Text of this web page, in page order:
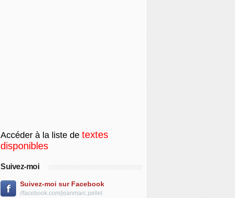
Accéder à la liste de textes
disponibles
Suivez-moi
Suivez-moi sur Facebook
//facebook.com/jeanmarc.pellet